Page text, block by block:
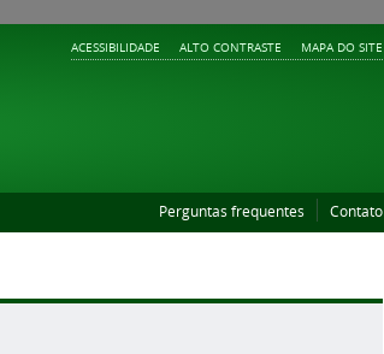
ACESSIBILIDADE ALTO CONTRASTE MAPA DO SITE
Perguntas frequentes Contato